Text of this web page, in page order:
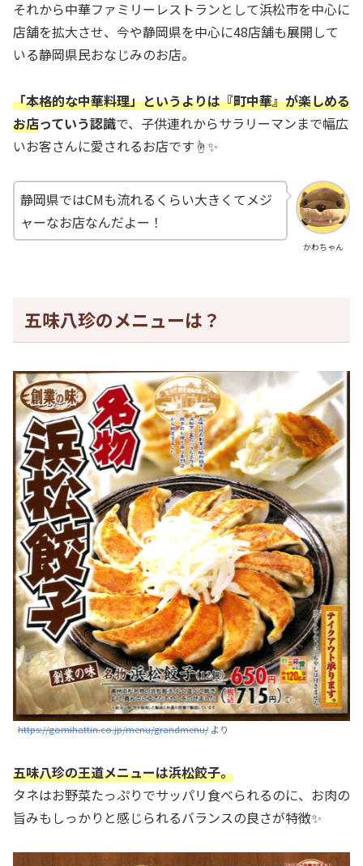
それから中華ファミリーレストランとして浜松市を中心に
店舗を拡大させ、今や静岡県を中心に48店舗も展開して
いる静岡県民おなじみのお店。
「本格的な中華料理」というよりは『町中華』が楽しめる
お店っていう認識で、子供連れからサラリーマンまで幅広
いお客さんに愛されるお店です☝️✨
かわちゃん
静岡県ではCMも流れるくらい大きくてメジ
ャーなお店なんだよー！
五味八珍のメニューは？
https://gomihattin.co.jp/menu/grandmenu/ より
五味八珍の王道メニューは浜松餃子。
タネはお野菜たっぷりでサッパリ食べられるのに、お肉の
旨みもしっかりと感じられるバランスの良さが特徴✨